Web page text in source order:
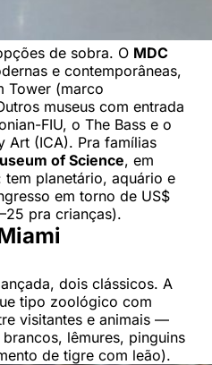
de sobra. O MDC
e contemporâneas,
Tower (marco
museus com entrada
FIU, o The Bass e o
Art (ICA). Pra famílias
of Science, em
planetário, aquário e
em torno de US$
pra crianças).
dois clássicos. A
tipo zoológico com
visitantes e animais —
lêmures, pinguins
de tigre com leão).